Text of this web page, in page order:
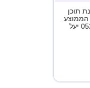
תוכן
הממוצע